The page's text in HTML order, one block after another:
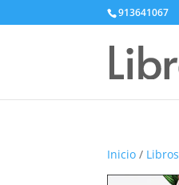
913641067
Inicio / Libros